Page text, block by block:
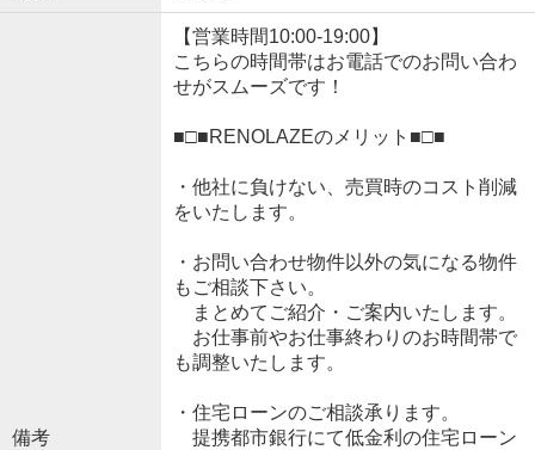
備考
【営業時間10:00-19:00】
こちらの時間帯はお電話でのお問い合わ
せがスムーズです！
■□■RENOLAZEのメリット■□■
・他社に負けない、売買時のコスト削減
をいたします。
・お問い合わせ物件以外の気になる物件
もご相談下さい。
まとめてご紹介・ご案内いたします。
お仕事前やお仕事終わりのお時間帯で
も調整いたします。
・住宅ローンのご相談承ります。
提携都市銀行にて低金利の住宅ローン